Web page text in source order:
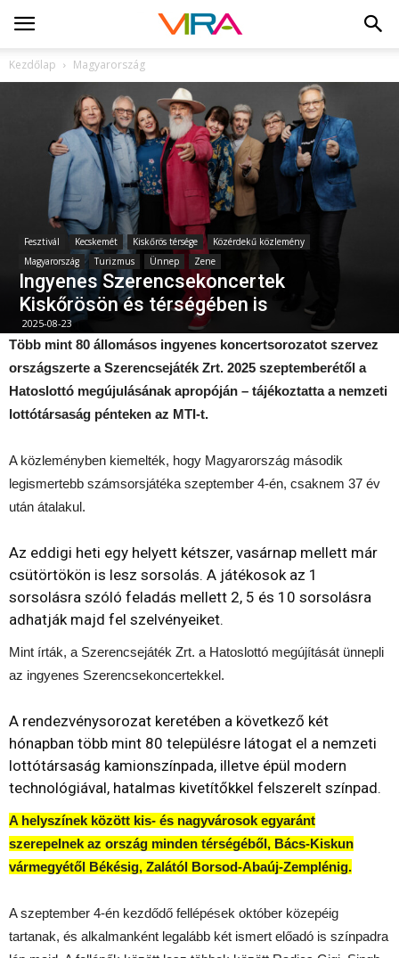
Kezdőlap Magyarország
Fesztivál Kecskemét Kiskőrös térsége
Közérdekű közlemény
Magyarország
Turizmus Ünnep Zene
Ingyenes Szerencsekoncertek
Kiskőrösön és térségében is
2025-08-23
Több mint 80 állomásos ingyenes koncertsorozatot szervez
országszerte a Szerencsejáték Zrt. 2025 szeptemberétől a
Hatoslottó megújulásának apropóján – tájékoztatta a nemzeti
lottótársaság pénteken az MTI-t.
A közleményben kiemelték, hogy Magyarország második
legismertebb számsorsjátéka szeptember 4-én, csaknem 37 év
után átalakul.
Az eddigi heti egy helyett kétszer, vasárnap mellett már
csütörtökön is lesz sorsolás. A játékosok az 1
sorsolásra szóló feladás mellett 2, 5 és 10 sorsolásra
adhatják majd fel szelvényeiket.
Mint írták, a Szerencsejáték Zrt. a Hatoslottó megújítását ünnepli
az ingyenes Szerencsekoncertekkel.
A rendezvénysorozat keretében a következő két
hónapban több mint 80 településre látogat el a nemzeti
lottótársaság kamionszínpada, illetve épül modern
technológiával, hatalmas kivetítőkkel felszerelt színpad.
A helyszínek között kis- és nagyvárosok egyaránt
szerepelnek az ország minden térségéből, Bács-Kiskun
vármegyétől Békésig, Zalától Borsod-Abaúj-Zemplénig.
A szeptember 4-én kezdődő fellépések október közepéig
tartanak, és alkalmanként legalább két ismert előadó is színpadra